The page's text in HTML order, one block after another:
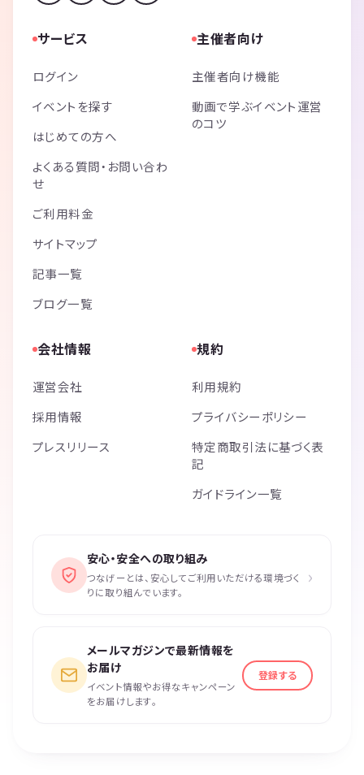
サービス
ログイン
イベントを探す
はじめての方へ
よくある質問・お問い合わ
せ
ご利用料金
サイトマップ
記事一覧
ブログ一覧
主催者向け
主催者向け機能
動画で学ぶイベント運営
のコツ
会社情報
運営会社
採用情報
プレスリリース
規約
利用規約
プライバシーポリシー
特定商取引法に基づく表
記
ガイドライン一覧
安心・安全への取り組み
つなげーとは、安心してご利用いただける環境づく
りに取り組んでいます。
›
メールマガジンで最新情報を
お届け
イベント情報やお得なキャンペーン
をお届けします。
登録する